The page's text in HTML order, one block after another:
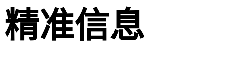
精准信息